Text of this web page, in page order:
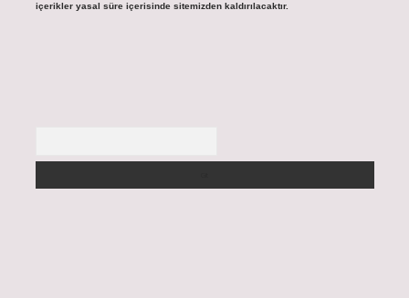
içerikler yasal süre içerisinde sitemizden kaldırılacaktır.